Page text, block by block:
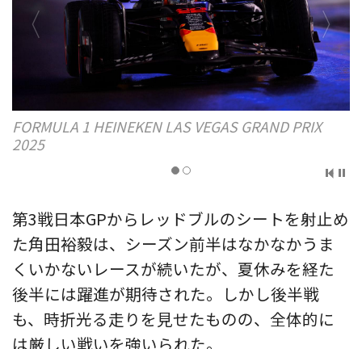
PRIX
FORMULA 1 HEINEKEN LAS VEGAS
第3戦日本GPからレッドブルのシートを射止め
た角田裕毅は、シーズン前半はなかなかうま
くいかないレースが続いたが、夏休みを経た
後半には躍進が期待された。しかし後半戦
も、時折光る走りを見せたものの、全体的に
は厳しい戦いを強いられた。